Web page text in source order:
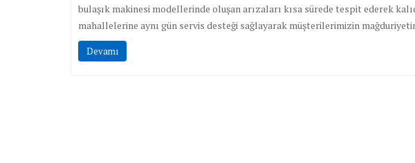
bulaşık makinesi modellerinde oluşan arızaları kısa sürede tespit ederek
mahallelerine aynı gün servis desteği sağlayarak müşterilerimizin
Devamı